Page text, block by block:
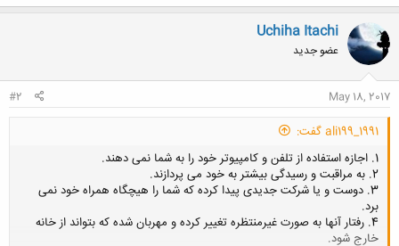
Uchiha Itachi
عضو جدید
May 18, 2017
#2
ali199_1991 گفت:
1. اجازه استفاده از تلفن و کامپیوتر خود را به شما نمی دهند.
2. به مراقبت و رسیدگی بیشتر به خود می پردازند.
3. دوست و یا شرکت جدیدی پیدا کرده که شما را هیچگاه همراه خود نمی
برد.
4. رفتار آنها به صورت غیرمنتظره تغییر کرده و مهربان شده که بتواند از خانه
خارج شود.